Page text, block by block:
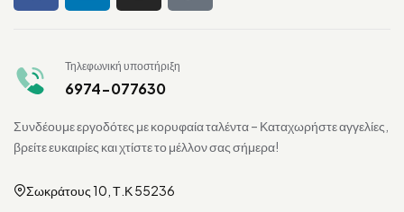
Τηλεφωνική υποστήριξη
6974-077630
Συνδέουμε εργοδότες με κορυφαία ταλέντα – Καταχωρήστε αγγελίες,
βρείτε ευκαιρίες και χτίστε το μέλλον σας σήμερα!
Σωκράτους 10, Τ.Κ 55236